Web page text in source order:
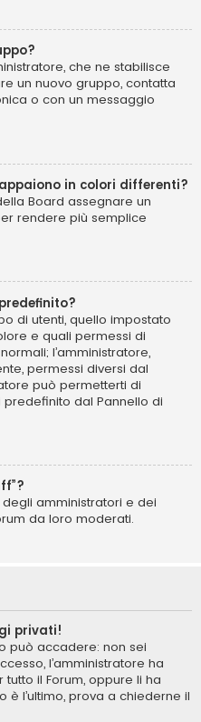
che ne stabilisce
un nuovo gruppo, contatta
o con un messaggio
in colori differenti?
Board assegnare un
rendere più semplice
di utenti, quello impostato
e quali permessi di
l’amministratore,
permessi diversi dal
può permetterti di
dal Pannello di
amministratori e dei
da loro moderati.
privati!
può accadere: non sei
l’amministratore ha
il Forum, oppure li ha
è l’ultimo, prova a chiederne il